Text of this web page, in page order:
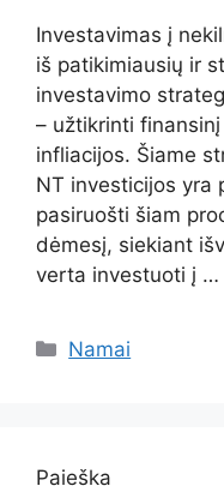
Investavimas į
iš patikimiausių ir
investavimo
– užtikrinti
infliacijos. Šiame
NT investicijos yra
pasiruošti šiam
dėmesį, siekiant
verta investuoti į …
Kategorijos
Namai
Paieška